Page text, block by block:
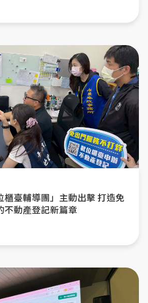
櫃臺輔導團」主動出擊 打造免
不動產登記新篇章